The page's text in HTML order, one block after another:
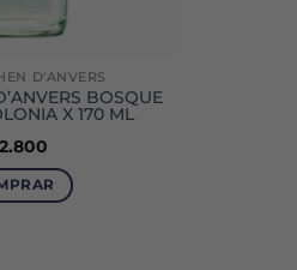
D'ANVERS
BOSQUE
X 170 ML